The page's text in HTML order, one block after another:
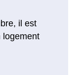
il est
logement